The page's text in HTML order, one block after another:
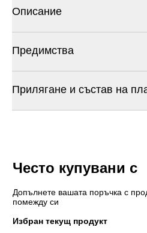
Описание
Предимства
Прилягане и състав на
Често купувани с
Допълнете вашата поръчка с
помежду си
Избран текущ продукт